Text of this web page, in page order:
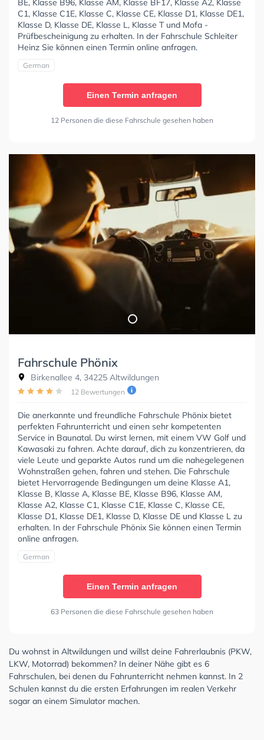
BE, Klasse B96, Klasse AM, Klasse BF17, Klasse A2, Klasse
C1, Klasse C1E, Klasse C, Klasse CE, Klasse D1, Klasse DE1,
Klasse D, Klasse DE, Klasse L, Klasse T und Mofa -
Prüfbescheinigung zu erhalten. In der Fahrschule Schleiter
Heinz Sie können einen Termin online anfragen.
German
Einen Termin anfragen
12 Personen die diese Fahrschule gesehen haben
Fahrschule Phönix
Birkenallee 4, 34225 Altwildungen
12 Bewertungen
Die anerkannte und freundliche Fahrschule Phönix bietet
perfekten Fahrunterricht und einen sehr kompetenten
Service in Baunatal. Du wirst lernen, mit einem VW Golf und
Kawasaki zu fahren. Achte darauf, dich zu konzentrieren, da
viele Leute und geparkte Autos rund um die nahegelegenen
Wohnstraßen gehen, fahren und stehen. Die Fahrschule
bietet Hervorragende Bedingungen um deine Klasse A1,
Klasse B, Klasse A, Klasse BE, Klasse B96, Klasse AM,
Klasse A2, Klasse C1, Klasse C1E, Klasse C, Klasse CE,
Klasse D1, Klasse DE1, Klasse D, Klasse DE und Klasse L zu
erhalten. In der Fahrschule Phönix Sie können einen Termin
online anfragen.
German
Einen Termin anfragen
63 Personen die diese Fahrschule gesehen haben
Du wohnst in Altwildungen und willst deine Fahrerlaubnis (PKW,
LKW, Motorrad) bekommen? In deiner Nähe gibt es 6
Fahrschulen, bei denen du Fahrunterricht nehmen kannst. In 2
Schulen kannst du die ersten Erfahrungen im realen Verkehr
sogar an einem Simulator machen.